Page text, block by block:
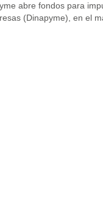
abre fondos para
(Dinapyme), en el